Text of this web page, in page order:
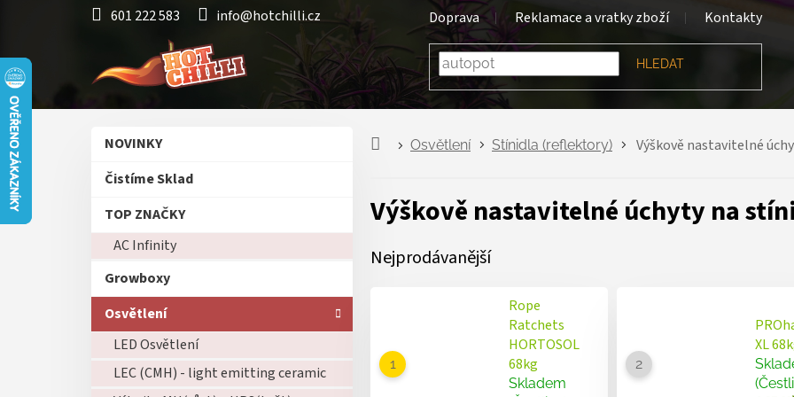
601 222 583 info@hotchilli.cz Doprava Reklamace a vratky zboží Kontakty
HLEDAT
a
í
a
Přeskočit
NOVINKY
Čistíme Sklad
TOP ZNAČKY
AC Infinity
Growboxy
Osvětlení
LED Osvětlení
LEC (CMH) - light emitting ceramic
Osvětlení Stínidla (reflektory) Výškově nastavitelné
Výškově nastavitelné úchyty na
Nejprodávanější
Rope
Ratchets
HORTOSOL
68kg
Skladem
XL